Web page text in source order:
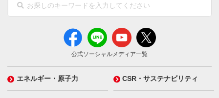
公式ソーシャルメディア一覧
エネルギー・原子力 CSR・サステナビリティ